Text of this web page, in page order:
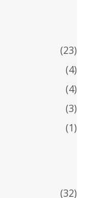
(23)
(4)
(4)
(3)
(1)
(32)